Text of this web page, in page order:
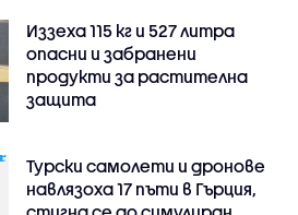
Иззеха 115 кг и 527 литра
опасни и забранени
продукти за растителна
защита
Турски самолети и дронове
навлязоха 17 пъти в Гърция,